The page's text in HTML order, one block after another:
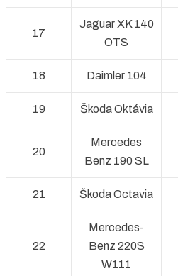
17
Jaguar XK 140
OTS
18 Daimler 104
19 Škoda Oktávia
20
Mercedes
Benz 190 SL
21 Škoda Octavia
22
Mercedes-
Benz 220S
W111